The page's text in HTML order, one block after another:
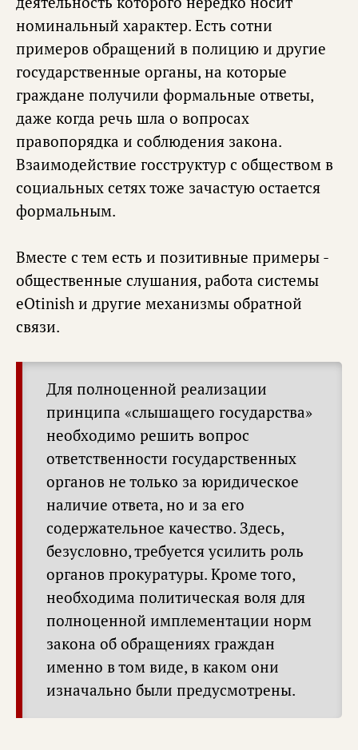
номинальный характер. Есть сотни
примеров обращений в полицию и другие
государственные органы, на которые
граждане получили формальные ответы,
даже когда речь шла о вопросах
правопорядка и соблюдения закона.
Взаимодействие госструктур с обществом в
социальных сетях тоже зачастую остается
формальным.
Вместе с тем есть и позитивные примеры -
общественные слушания, работа системы
eOtinish и другие механизмы обратной
связи.
Для полноценной реализации
принципа «слышащего государства»
необходимо решить вопрос
ответственности государственных
органов не только за юридическое
наличие ответа, но и за его
содержательное качество. Здесь,
безусловно, требуется усилить роль
органов прокуратуры. Кроме того,
необходима политическая воля для
полноценной имплементации норм
закона об обращениях граждан
именно в том виде, в каком они
изначально были предусмотрены.